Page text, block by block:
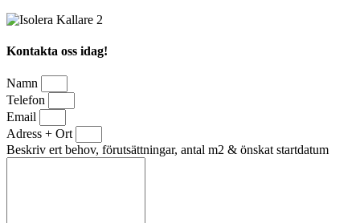
Kontakta oss idag!
Namn
Telefon
Email
Adress + Ort
Beskriv ert behov, förutsättningar, antal m2 & önskat startdatum